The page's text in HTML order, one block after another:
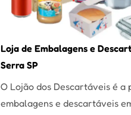
São
Carlos
SP
Loja de Embalagens e
Serra SP
O Lojão dos Descartáveis é a
embalagens e descartáveis